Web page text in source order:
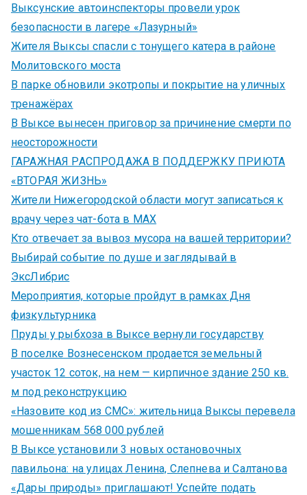
Выксунские автоинспекторы провели урок
безопасности в лагере «Лазурный»
Жителя Выксы спасли с тонущего катера в районе
Молитовского моста
В парке обновили экотропы и покрытие на уличных
тренажёрах
В Выксе вынесен приговор за причинение смерти по
неосторожности
ГАРАЖНАЯ РАСПРОДАЖА В ПОДДЕРЖКУ ПРИЮТА
«ВТОРАЯ ЖИЗНЬ»
Жители Нижегородской области могут записаться к
врачу через чат-бота в MAX
Кто отвечает за вывоз мусора на вашей территории?
Выбирай событие по душе и заглядывай в
ЭксЛибрис
Мероприятия, которые пройдут в рамках Дня
физкультурника
Пруды у рыбхоза в Выксе вернули государству
В поселке Вознесенском продается земельный
участок 12 соток, на нем — кирпичное здание 250 кв.
м под реконструкцию
«Назовите код из СМС»: жительница Выксы перевела
мошенникам 568 000 рублей
В Выксе установили 3 новых остановочных
павильона: на улицах Ленина, Слепнева и Салтанова
«Дары природы» приглашают! Успейте подать